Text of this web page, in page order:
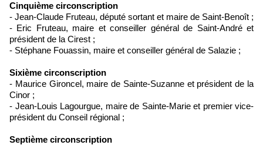
Cinquième circonscription
- Jean-Claude Fruteau, député sortant et maire de Saint-Benoît ;
- Eric Fruteau, maire et conseiller général de Saint-André et
président de la Cirest ;
- Stéphane Fouassin, maire et conseiller général de Salazie ;
Sixième circonscription
- Maurice Gironcel, maire de Sainte-Suzanne et président de la
Cinor ;
- Jean-Louis Lagourgue, maire de Sainte-Marie et premier vice-
président du Conseil régional ;
Septième circonscription